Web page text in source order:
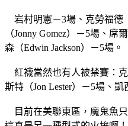
岩村明憲－3場、克勞福德
（Jonny Gomez）－5場、席
森（Edwin Jackson）－5場。
紅襪當然也有人被禁賽：克
斯特（Jon Lester）－5場、凱
目前在美聯東區，魔鬼魚只